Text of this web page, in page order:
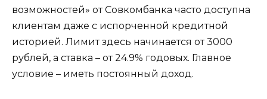
возможностей» от Совкомбанка часто доступна
клиентам даже с испорченной кредитной
историей. Лимит здесь начинается от 3000
рублей, а ставка – от 24.9% годовых. Главное
условие – иметь постоянный доход.